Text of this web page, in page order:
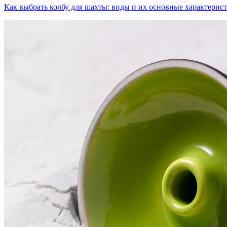
Как выбрать колбу для шахты: виды и их основные